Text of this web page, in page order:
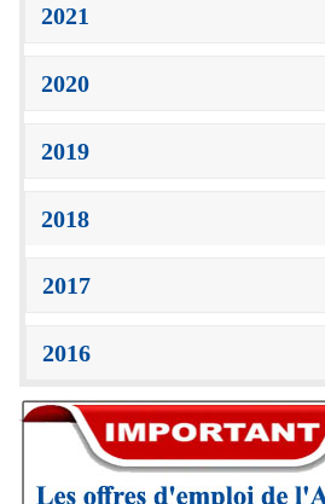
2021
2020
2019
2018
2017
2016